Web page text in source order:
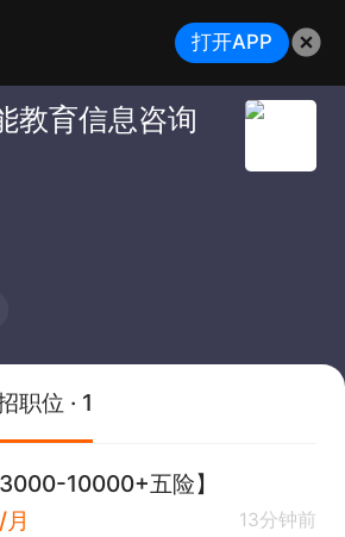
教育信息咨询
职位 · 1
10000+五险】
13分钟前
打开APP